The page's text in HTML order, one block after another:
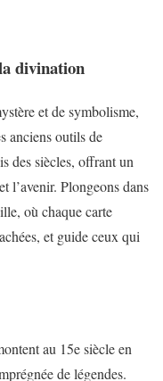
divination
et de symbolisme,
anciens outils de
des siècles, offrant un
l’avenir. Plongeons dans
où chaque carte
et guide ceux qui
au 15e siècle en
de légendes.